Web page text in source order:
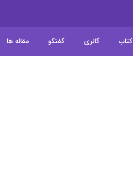
کتاب گالری گفتگو مقاله ها